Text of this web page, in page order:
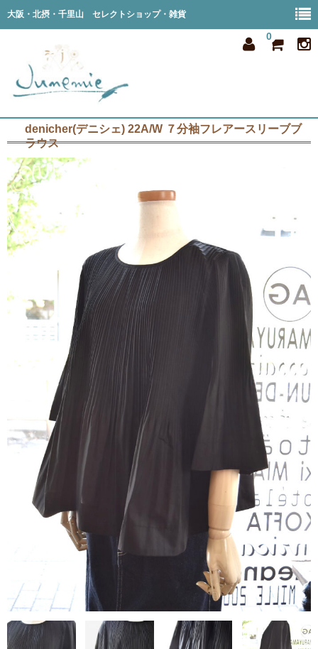
大阪・北摂・千里山 セレクトショップ・雑貨
0
home
all item
member
order
blog
denicher(デニシェ) 22A/W ７分袖フレアースリーブブ
ラウス